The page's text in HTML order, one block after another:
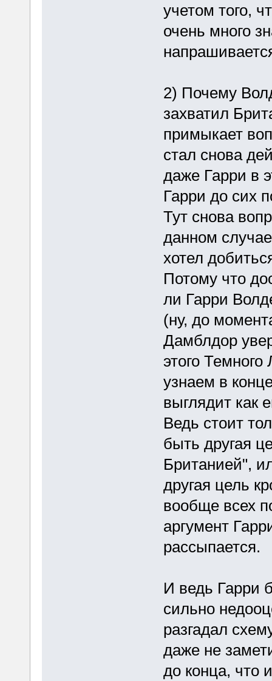
учетом того,
очень много
2) Почему
захватил
примыкает
стал снова
даже Гарри в
Гарри до сих
Тут снова
данном
хотел
Потому что
ли Гарри
(ну, до
Дамблдор
этого
узнаем в
выглядит как
Ведь стоит
быть другая
Британией",
другая цель
вообще всех
аргумент
рассыпается.
И ведь Гарри
сильно
разгадал
даже не
до конца, что